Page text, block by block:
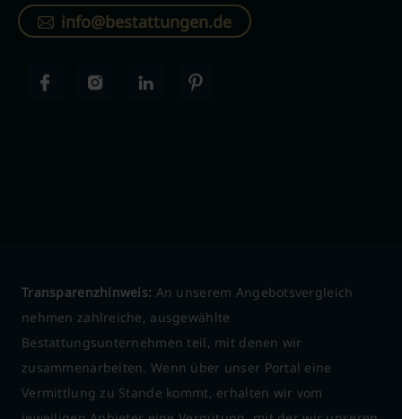
info@bestattungen.de
Transparenzhinweis: An unserem Angebotsvergleich
nehmen zahlreiche, ausgewählte
Bestattungsunternehmen teil, mit denen wir
zusammenarbeiten. Wenn über unser Portal eine
Vermittlung zu Stande kommt, erhalten wir vom